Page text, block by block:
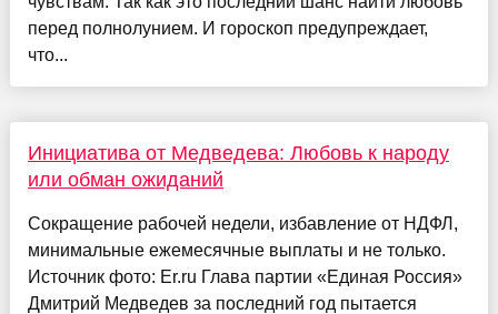
перед полнолунием. И гороскоп предупреждает,
что...
Инициатива от Медведева: Любовь к народу
или обман ожиданий
Сокращение рабочей недели, избавление от НДФЛ,
минимальные ежемесячные выплаты и не только.
Источник фото: Er.ru Глава партии «Единая Россия»
Дмитрий Медведев за последний год пытается